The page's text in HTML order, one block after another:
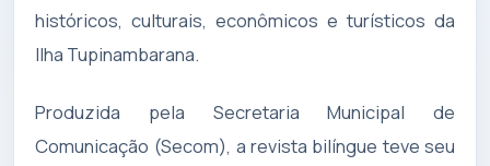
históricos, culturais, econômicos e turísticos da
Ilha Tupinambarana.
Produzida pela Secretaria Municipal de
Comunicação (Secom), a revista bilíngue teve seu